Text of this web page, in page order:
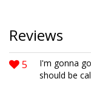
Reviews
5
I'm gonna
should be